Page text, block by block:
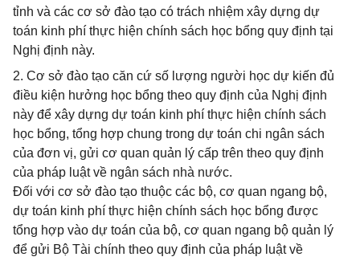
tỉnh và các cơ sở đào tạo có trách nhiệm xây dựng dự
toán kinh phí thực hiện chính sách học bổng quy định tại
Nghị định này.
2. Cơ sở đào tạo căn cứ số lượng người học dự kiến đủ
điều kiện hưởng học bổng theo quy định của Nghị định
này để xây dựng dự toán kinh phí thực hiện chính sách
học bổng, tổng hợp chung trong dự toán chi ngân sách
của đơn vị, gửi cơ quan quản lý cấp trên theo quy định
của pháp luật về ngân sách nhà nước.
Đối với cơ sở đào tạo thuộc các bộ, cơ quan ngang bộ,
dự toán kinh phí thực hiện chính sách học bổng được
tổng hợp vào dự toán của bộ, cơ quan ngang bộ quản lý
để gửi Bộ Tài chính theo quy định của pháp luật về